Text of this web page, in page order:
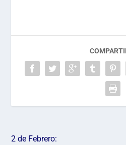
2 de Febrero: